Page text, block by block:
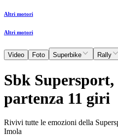
Altri motori
Altri motori
Video Foto Superbike Rally
Sbk
partenza 11 giri
Rivivi tutte le emozioni della
Imola